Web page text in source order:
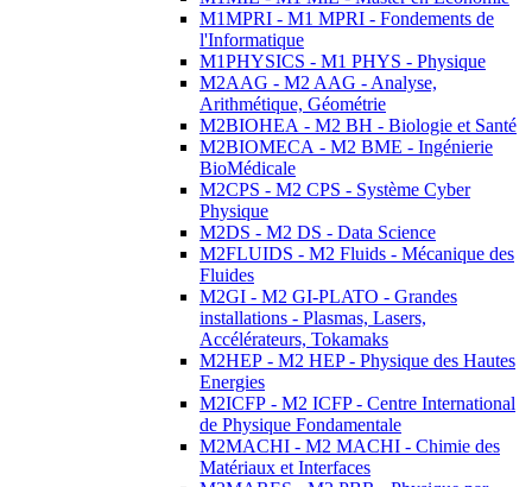
M1MPRI - M1 MPRI - Fondements de
l'Informatique
M1PHYSICS - M1 PHYS - Physique
M2AAG - M2 AAG - Analyse,
Arithmétique, Géométrie
M2BIOHEA - M2 BH - Biologie et Santé
M2BIOMECA - M2 BME - Ingénierie
BioMédicale
M2CPS - M2 CPS - Système Cyber
Physique
M2DS - M2 DS - Data Science
M2FLUIDS - M2 Fluids - Mécanique des
Fluides
M2GI - M2 GI-PLATO - Grandes
installations - Plasmas, Lasers,
Accélérateurs, Tokamaks
M2HEP - M2 HEP - Physique des Hautes
Energies
M2ICFP - M2 ICFP - Centre International
de Physique Fondamentale
M2MACHI - M2 MACHI - Chimie des
Matériaux et Interfaces